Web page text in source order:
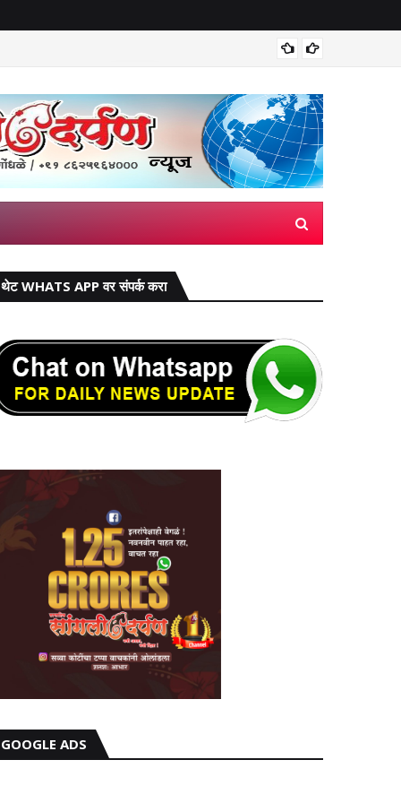
व्यवहार ठप्प!​
थेट WHATS APP वर संपर्क करा
GOOGLE ADS